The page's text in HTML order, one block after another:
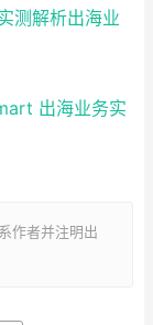
测解析出海业
出海业务实
作者并注明出